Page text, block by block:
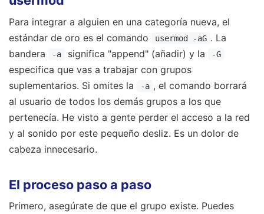
Para integrar a alguien en una categoría nueva, el
estándar de oro es el comando
usermod -aG . La
bandera
-a significa "append" (añadir) y la -G
especifica que vas a trabajar con grupos
suplementarios. Si omites la
-a , el comando borrará
al usuario de todos los demás grupos a los que
pertenecía. He visto a gente perder el acceso a la red
y al sonido por este pequeño desliz. Es un dolor de
cabeza innecesario.
El proceso paso a paso
Primero, asegúrate de que el grupo existe. Puedes